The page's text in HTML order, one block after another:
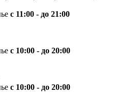
с 11:00 - до 21:00
с 10:00 - до 20:00
с 10:00 - до 20:00